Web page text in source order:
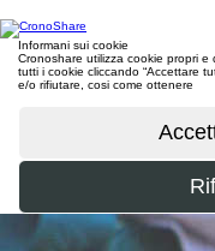
Informani sui cookie
Cronoshare utilizza cookie propri
tutti i cookie cliccando “Accettare
e/o rifiutare, cosi come ottenere